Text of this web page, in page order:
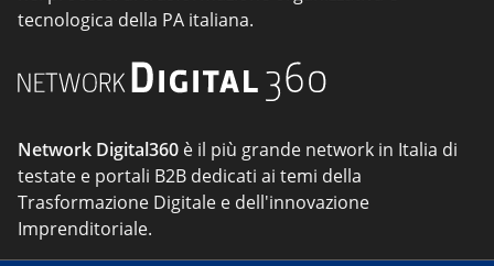
tecnologica della PA italiana.
Network Digital360 è il più grande network in Italia di
testate e portali B2B dedicati ai temi della
Trasformazione Digitale e dell'innovazione
Imprenditoriale.